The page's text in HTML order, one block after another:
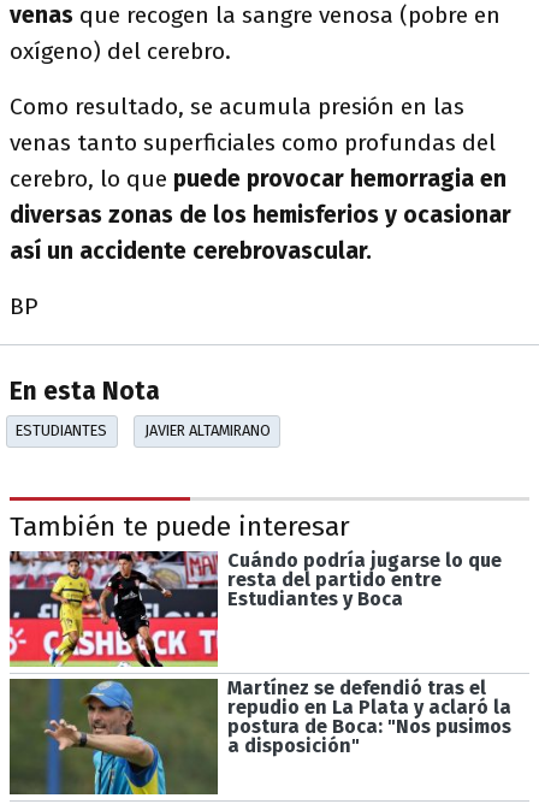
venas que recogen la sangre venosa (pobre en
oxígeno) del cerebro.
Como resultado, se acumula presión en las
venas tanto superficiales como profundas del
cerebro, lo que puede provocar hemorragia en
diversas zonas de los hemisferios y ocasionar
así un accidente cerebrovascular.
BP
En esta Nota
ESTUDIANTES JAVIER ALTAMIRANO
También te puede interesar
Cuándo podría jugarse lo que
resta del partido entre
Estudiantes y Boca
Martínez se defendió tras el
repudio en La Plata y aclaró la
postura de Boca: "Nos pusimos
a disposición"